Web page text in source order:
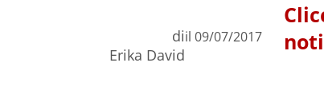
di
Erika David
il 09/07/2017